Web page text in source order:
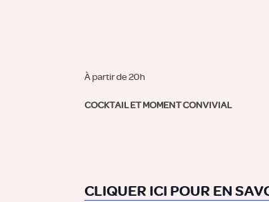
À partir de 20h
COCKTAIL ET MOMENT CONVIVIAL
CLIQUER ICI POUR EN